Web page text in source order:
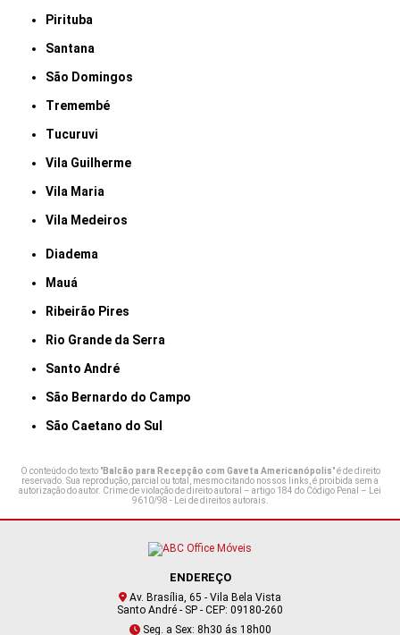
Pirituba
Santana
São Domingos
Tremembé
Tucuruvi
Vila Guilherme
Vila Maria
Vila Medeiros
Diadema
Mauá
Ribeirão Pires
Rio Grande da Serra
Santo André
São Bernardo do Campo
São Caetano do Sul
O conteúdo do texto "Balcão para Recepção com Gaveta Americanópolis" é de direito
reservado. Sua reprodução, parcial ou total, mesmo citando nossos links, é proibida sem a
autorização do autor. Crime de violação de direito autoral – artigo 184 do Código Penal – Lei
9610/98 - Lei de direitos autorais.
ENDEREÇO
Av. Brasília, 65 - Vila Bela Vista
Santo André - SP - CEP: 09180-260
Seg. a Sex: 8h30 ás 18h00